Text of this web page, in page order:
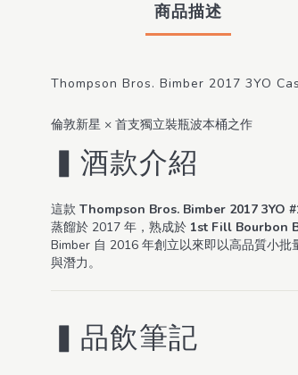
商品描述
Thompson Bros. Bimber 2017 3YO
倫敦新星 × 首支獨立裝瓶波本桶之作
▍酒款介紹
這款 Thompson Bros. Bimber 2017 3YO
蒸餾於 2017 年，熟成於 1st Fill Bourbon
Bimber 自 2016 年創立以來即以高品質小
與潛力。
▍品飲筆記